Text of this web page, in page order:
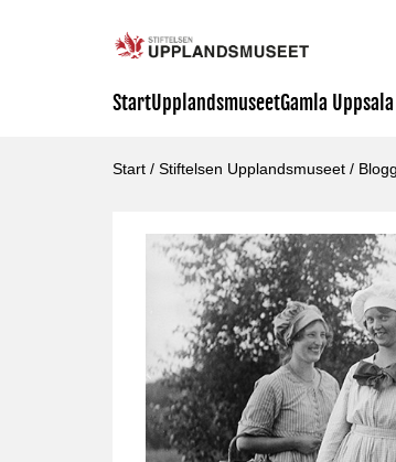
StartUpplandsmuseetGamla
Start / Stiftelsen Upplandsmuseet /